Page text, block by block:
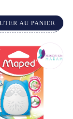
AU PANIER